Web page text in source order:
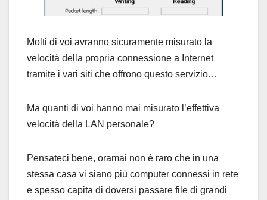
Molti di voi avranno sicuramente misurato la
velocità della propria connessione a Internet
tramite i vari siti che offrono questo servizio…
Ma quanti di voi hanno mai misurato l’effettiva
velocità della LAN personale?
Pensateci bene, oramai non è raro che in una
stessa casa vi siano più computer connessi in rete
e spesso capita di doversi passare file di grandi